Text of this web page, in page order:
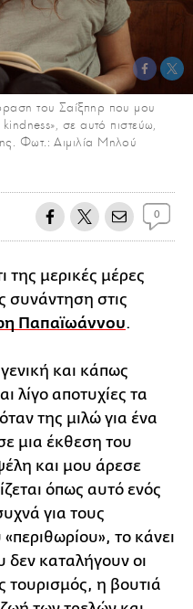
του Σαίξπηρ που μου
σε αυτό πιστεύω,
Φωτ.: Αιμιλία Μηλού
0
της μερικές μέρες
συνάντηση στις
Παπαϊωάννου.
και κάπως
λίγο αποτυχίες τα
της μιλώ για ένα
μια έκθεση του
και μου άρεσε
όπως αυτό ενός
για τους
το κάνει
δεν καταλήγουν οι
τουρισμός, η βουτιά